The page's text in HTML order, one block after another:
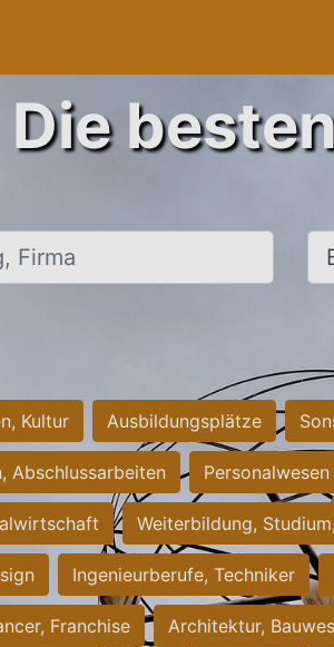
Die
Kultur Ausbildungsplätze
Abschlussarbeiten Personalwesen
Weiterbildung,
Ingenieurberufe, Techniker
Franchise Architektur,